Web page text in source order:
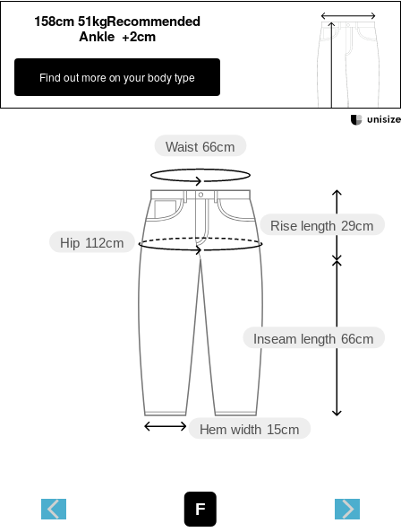
158cm 51kgRecommended
Ankle +2cm
Find out more on your body type
Inseam length 66cm
Rise length 29cm
Hem width 15cm
Hip 112cm
Waist 66cm
F